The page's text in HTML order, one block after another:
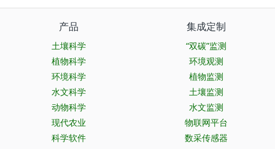
产品
土壤科学
植物科学
环境科学
水文科学
动物科学
现代农业
科学软件
集成定制
“双碳”监测
环境观测
植物监测
土壤监测
水文监测
物联网平台
数采传感器